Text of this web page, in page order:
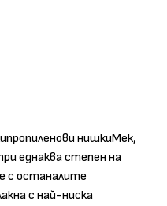
нишкиМек,
еднаква степен на
с останалите
с най-ниска